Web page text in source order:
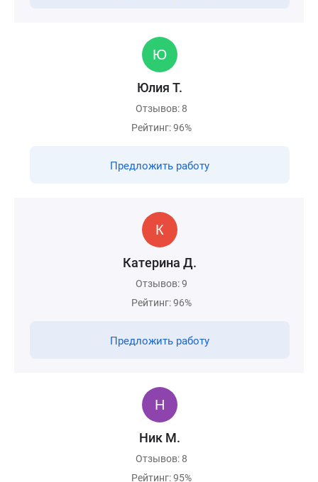
Юлия Т.
Отзывов: 8
Рейтинг: 96%
Предложить работу
Катерина Д.
Отзывов: 9
Рейтинг: 96%
Предложить работу
Ник М.
Отзывов: 8
Рейтинг: 95%